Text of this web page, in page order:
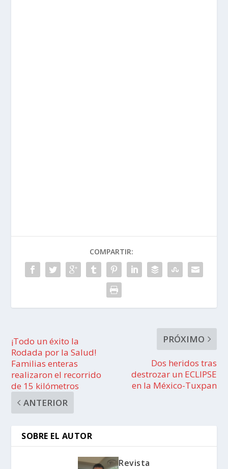
COMPARTIR:
¡Todo un éxito la
Rodada por la Salud!
Familias enteras
realizaron el recorrido
de 15 kilómetros
ANTERIOR
PRÓXIMO
Dos heridos tras
destrozar un ECLIPSE
en la México-Tuxpan
SOBRE EL AUTOR
Revista